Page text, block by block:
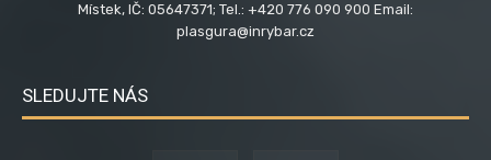
Místek, IČ: 05647371; Tel.: +420 776 090 900 Email:
plasgura@inrybar.cz
SLEDUJTE NÁS